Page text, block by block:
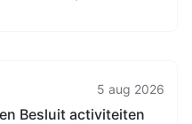
5 aug 2026
Besluit activiteiten